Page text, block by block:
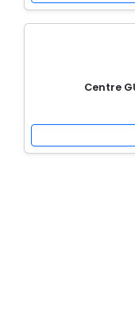
Centre